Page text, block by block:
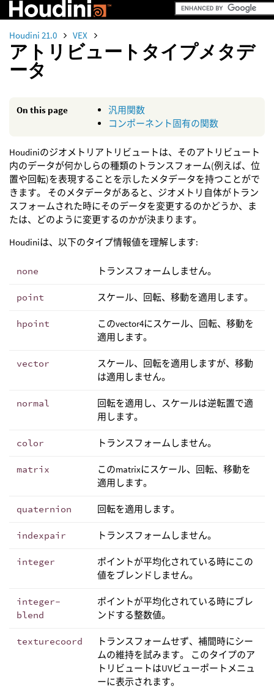
Houdini 21.0 VEX
アトリビュートタイプメタデ
ータ
On this page
汎用関数
コンポーネント固有の関数
Houdiniのジオメトリアトリビュートは、そのアトリビュート
内のデータが何かしらの種類のトランスフォーム(例えば、位
置や回転)を表現することを示したメタデータを持つことがで
きます。 そのメタデータがあると、ジオメトリ自体がトラン
スフォームされた時にそのデータを変更するのかどうか、ま
たは、どのように変更するのかが決まります。
Houdiniは、以下のタイプ情報値を理解します:
none トランスフォームしません。
point スケール、回転、移動を適用します。
hpoint
このvector4にスケール、回転、移動を
適用します。
vector
スケール、回転を適用しますが、移動
は適用しません。
normal
回転を適用し、スケールは逆転置で適
用します。
color トランスフォームしません。
matrix
このmatrixにスケール、回転、移動を
適用します。
quaternion 回転を適用します。
indexpair トランスフォームしません。
integer
ポイントが平均化されている時にこの
値をブレンドしません。
integer-
blend
ポイントが平均化されている時にブレ
ンドする整数値。
texturecoord
トランスフォームせず、補間時にシー
ムの維持を試みます。 このタイプのア
トリビュートはUVビューポートメニュ
ーに表示されます。